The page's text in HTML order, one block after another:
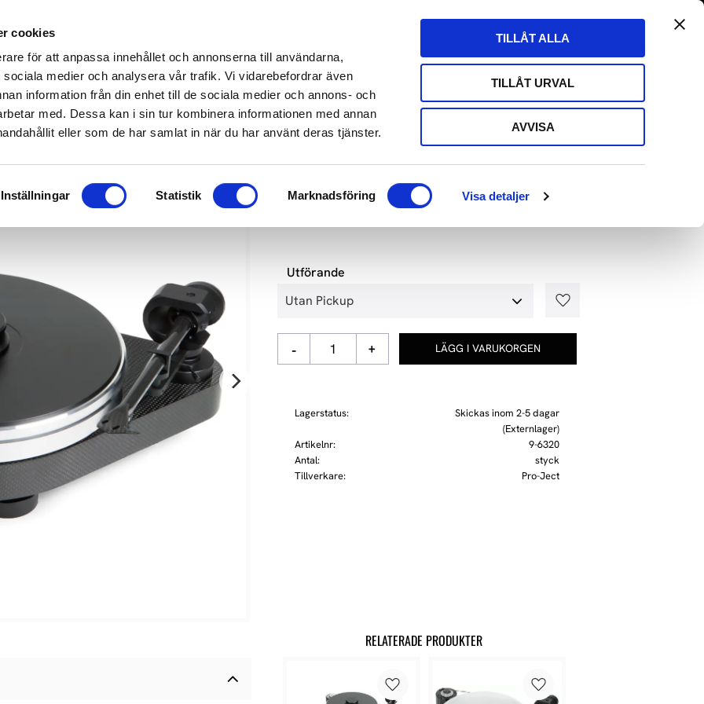
cookies
för att anpassa innehållet och annonserna till användarna,
medier och analysera vår trafik. Vi vidarebefordrar även
information från din enhet till de sociala medier och annons- och
med. Dessa kan i sin tur kombinera informationen med annan
eller som de har samlat in när du har använt deras tjänster.
Inställningar Statistik Marknadsföring Visa detaljer
TILLÅT ALLA
TILLÅT URVAL
AVVISA
Favoriter
Kundvagn
SKIVSPELARE STEREO HEMMABIO HÖGTALARE HIFI HÖRLURAR HIFI KABLAR EVENT
Systems
PRO-JECT RPM 9 CARBON
Utförande
+
-
Lägg till i favoriter
Lagerstatus
Skickas inom 2-5 dagar
(Externlager)
Artikelnr
9-6320
Antal
styck
Tillverkare
Pro-Ject
RELATERADE PRODUKTER
Lägg till i favoriter Lägg till i favoriter